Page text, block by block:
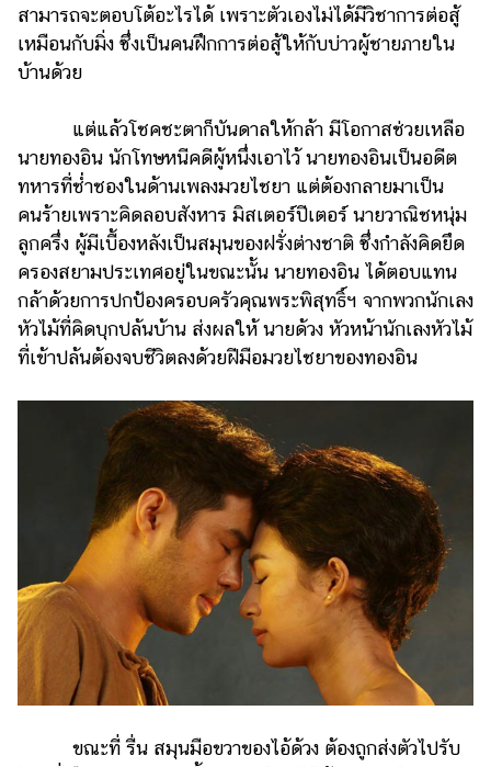
ติดต่อ
โฆษณา
แจ้ง
ร่วม
งาน
กับ
เรา
สามารถจะตอบโต้อะไรได้ เพราะตัวเองไม่ได้มีวิชาการต่อสู้
เหมือนกับมิ่ง ซึ่งเป็นคนฝึกการต่อสู้ให้กับบ่าวผู้ชายภายใน
บ้านด้วย
แต่แล้วโชคชะตาก็บันดาลให้กล้า มีโอกาสช่วยเหลือ
นายทองอิน นักโทษหนีคดีผู้หนึ่งเอาไว้ นายทองอินเป็นอดีต
ทหารที่ช่ำชองในด้านเพลงมวยไชยา แต่ต้องกลายมาเป็น
คนร้ายเพราะคิดลอบสังหาร มิสเตอร์ปีเตอร์ นายวาณิชหนุ่ม
ลูกครึ่ง ผู้มีเบื้องหลังเป็นสมุนของฝรั่งต่างชาติ ซึ่งกำลังคิดยึด
ครองสยามประเทศอยู่ในขณะนั้น นายทองอิน ได้ตอบแทน
กล้าด้วยการปกป้องครอบครัวคุณพระพิสุทธิ์ฯ จากพวกนักเลง
หัวไม้ที่คิดบุกปล้นบ้าน ส่งผลให้ นายด้วง หัวหน้านักเลงหัวไม้
ที่เข้าปล้นต้องจบชีวิตลงด้วยฝีมือมวยไชยาของทองอิน
ขณะที่ รื่น สมุนมือขวาของไอ้ด้วง ต้องถูกส่งตัวไปรับ